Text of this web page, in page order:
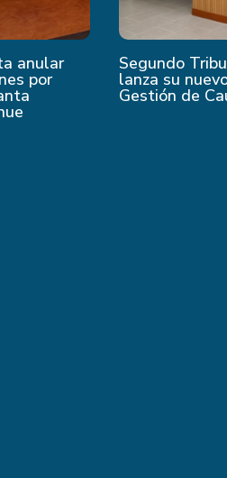
anular
por
Segundo
lanza su
Gestión de